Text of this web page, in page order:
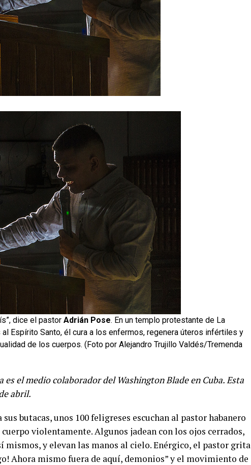
dice el pastor Adrián Pose. En un templo protestante de La
al Espírito Santo, él cura a los enfermos, regenera úteros infértiles y
de los cuerpos. (Foto por Alejandro Trujillo Valdés/Tremenda
el medio colaborador del Washington Blade en Cuba. Esta
abril.
butacas, unos 100 feligreses escuchan al pastor habanero
violentamente. Algunos jadean con los ojos cerrados,
mismos, y elevan las manos al cielo. Enérgico, el pastor grita
Ahora mismo fuera de aquí, demonios” y el movimiento de